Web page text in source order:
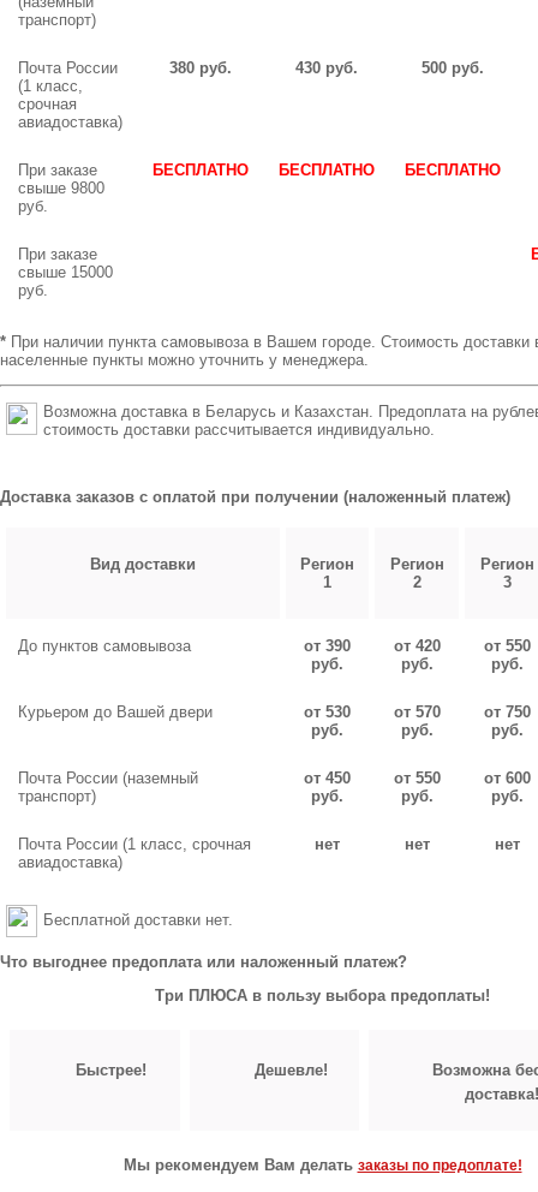
транспорт)
Почта России
(1 класс,
срочная
авиадоставка)
380 руб. 430 руб. 500 руб.
При заказе
свыше 9800
руб.
БЕСПЛАТНО БЕСПЛАТНО БЕСПЛАТНО
При заказе
свыше 15000
руб.
* При наличии пункта самовывоза в Вашем городе. Стоимость доставки
населенные пункты можно уточнить у менеджера.
Возможна доставка в Беларусь и Казахстан. Предоплата на
стоимость доставки рассчитывается индивидуально.
Доставка заказов с оплатой при получении (наложенный платеж)
Вид доставки
Регион
1
Регион
2
Регион
3
До пунктов самовывоза
от 390
руб.
от 420
руб.
от 550
руб.
Курьером до Вашей двери
от 530
руб.
от 570
руб.
от 750
руб.
Почта России (наземный
транспорт)
от 450
руб.
от 550
руб.
от 600
руб.
Почта России (1 класс, срочная
авиадоставка)
нет нет нет
Бесплатной доставки нет.
Что выгоднее предоплата или наложенный платеж?
Три ПЛЮСА в пользу выбора предоплаты!
Быстрее! Дешевле!
Возможна
доставка!
Мы рекомендуем Вам делать заказы по предоплате!